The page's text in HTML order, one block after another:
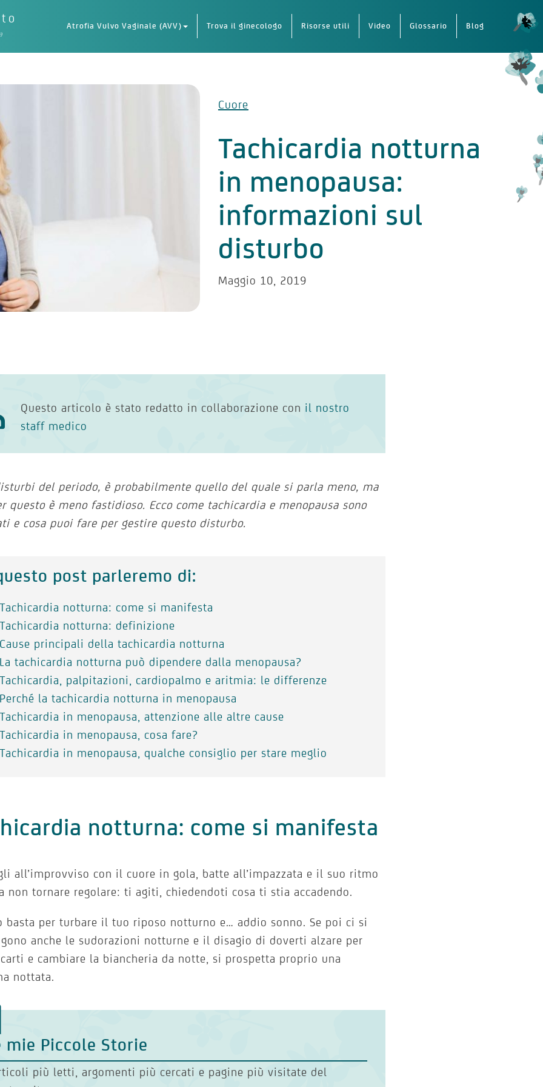
Atrofia Vulvo Vaginale (AVV) Trova il ginecologo Risorse utili Video Glossario Blog
Cuore
Tachicardia notturna
in menopausa:
informazioni sul
disturbo
Maggio 10, 2019
Questo articolo è stato redatto in collaborazione con il nostro
staff medico
del periodo, è probabilmente quello del quale si parla meno, ma
questo è meno fastidioso. Ecco come tachicardia e menopausa sono
e cosa puoi fare per gestire questo disturbo.
post parleremo di:
Tachicardia notturna: come si manifesta
Tachicardia notturna: definizione
Cause principali della tachicardia notturna
La tachicardia notturna può dipendere dalla menopausa?
Tachicardia, palpitazioni, cardiopalmo e aritmia: le differenze
Perché la tachicardia notturna in menopausa
Tachicardia in menopausa, attenzione alle altre cause
Tachicardia in menopausa, cosa fare?
Tachicardia in menopausa, qualche consiglio per stare meglio
notturna: come si manifesta
all’improvviso con il cuore in gola, batte all’impazzata e il suo ritmo
non tornare regolare: ti agiti, chiedendoti cosa ti stia accadendo.
basta per turbare il tuo riposo notturno e… addio sonno. Se poi ci si
anche le sudorazioni notturne e il disagio di doverti alzare per
e cambiare la biancheria da notte, si prospetta proprio una
nottata.
mie Piccole Storie
più letti, argomenti più cercati e pagine più visitate del